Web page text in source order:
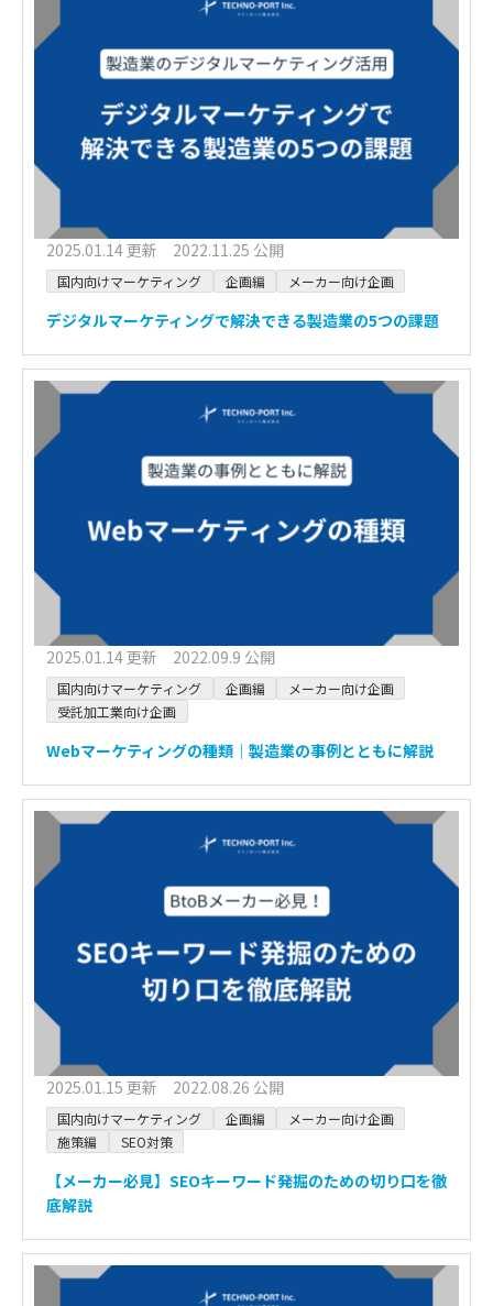
2025.01.14 更新 2022.11.25 公開
国内向けマーケティング 企画編 メーカー向け企画
デジタルマーケティングで解決できる製造業の5つの課題
2025.01.14 更新 2022.09.9 公開
国内向けマーケティング 企画編
メーカー向け企画
受託加工業向け企画
Webマーケティングの種類｜製造業の事例とともに解説
2025.01.15 更新 2022.08.26 公開
国内向けマーケティング 企画編
メーカー向け企画
施策編
SEO対策
【メーカー必見】SEOキーワード発掘のための切り口を徹
底解説